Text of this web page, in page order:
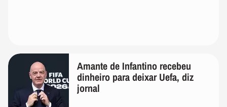
Amante de Infantino recebeu
dinheiro para deixar Uefa, diz
jornal